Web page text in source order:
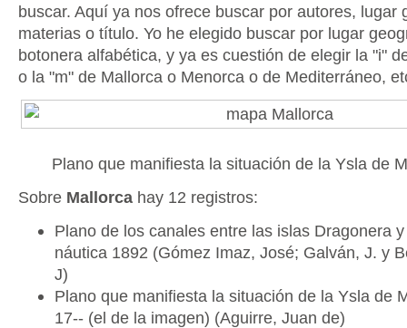
buscar. Aquí ya nos ofrece buscar por autores, lugar
materias o título. Yo he elegido buscar por lugar
botonera alfabética, y ya es cuestión de elegir la "i"
o la "m" de Mallorca o Menorca o de Mediterráneo,
Plano que manifiesta la situación de la Ysla de
Sobre Mallorcahay 12 registros:
Plano de los canales entre las islas Dragonera
náutica 1892 (Gómez Imaz, José; Galván, J. y
J)
Plano que manifiesta la situación de la Ysla de
17-- (el de la imagen) (Aguirre, Juan de)